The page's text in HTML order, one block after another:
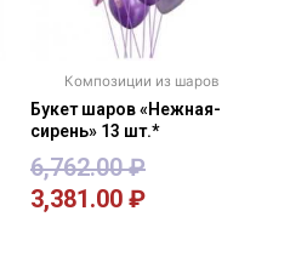
Композиции из шаров
Букет шаров «Нежная-
сирень» 13 шт.*
6,762.00₽
3,381.00 ₽